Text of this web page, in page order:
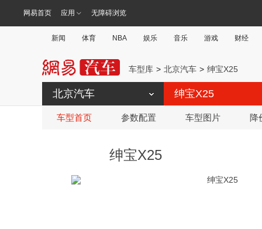
网易首页 应用 无障碍浏览
新闻 体育 NBA 娱乐 音乐 游戏 财经
车型库 北京汽车 绅宝X25
北京汽车 绅宝X25
车型首页 参数配置 车型图片 降
绅宝X25